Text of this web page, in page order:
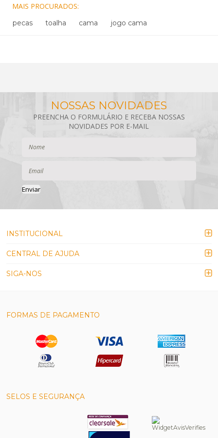
MAIS PROCURADOS
pecas toalha cama jogo cama
Enviar
INSTITUCIONAL
CENTRAL DE AJUDA
SIGA-NOS
FORMAS DE PAGAMENTO
SELOS E SEGURANÇA